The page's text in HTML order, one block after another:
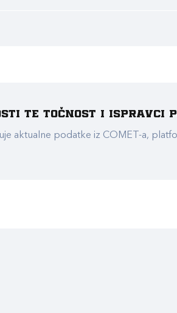
te točnost i ispravci
aktualne podatke iz COMET-a,